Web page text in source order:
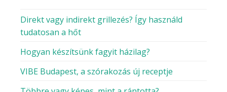
Direkt vagy indirekt grillezés? Így használd
tudatosan a hőt
Hogyan készítsünk fagyit házilag?
VIBE Budapest, a szórakozás új receptje